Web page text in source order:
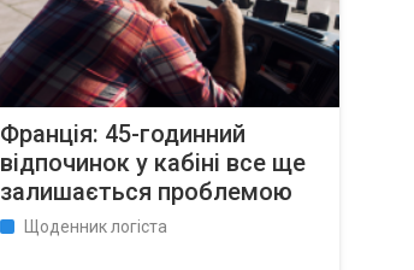
Франція: 45-годинний
відпочинок у кабіні все ще
залишається проблемою
Щоденник логіста